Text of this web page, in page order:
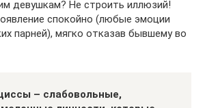
девушкам? Не строить иллюзий!
спокойно (любые эмоции
парней), мягко отказав бывшему во
– слабовольные,